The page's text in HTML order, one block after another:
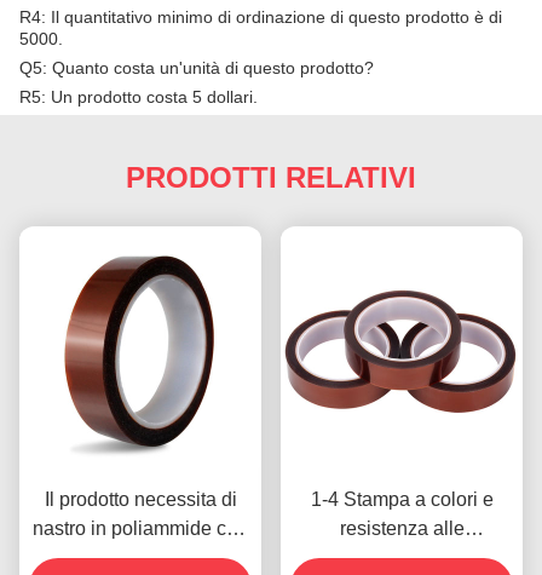
R4: Il quantitativo minimo di ordinazione di questo prodotto è di
5000.
Q5: Quanto costa un'unità di questo prodotto?
R5: Un prodotto costa 5 dollari.
PRODOTTI RELATIVI
Il prodotto necessita di
nastro in poliammide con
resistenza alla tensione
1-4 Stampa a colori e
resistenza alle
temperature -10C-80C